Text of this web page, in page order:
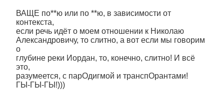
ВАЩЕ по**ю или по **ю, в зависимости от
контекста,
если речь идёт о моем отношении к Николаю
Александровичу, то слитно, а вот если мы говорим
о
глубине реки Иордан, то, конечно, слитно! И всё
это,
разумеется, с парОдигмой и транспОрантами!
ГЫ-ГЫ-ГЫ!)))